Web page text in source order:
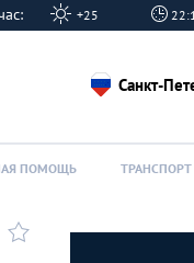
+25
Санкт-
ПОМОЩЬ ТРАНСПОРТ